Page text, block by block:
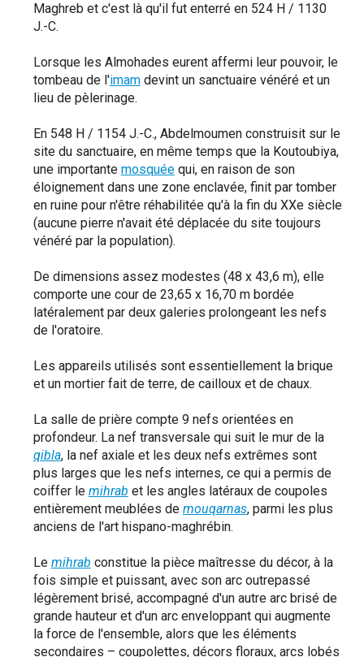
Maghreb et c'est là qu'il fut enterré en 524 H / 1130
J.-C.
Lorsque les Almohades eurent affermi leur pouvoir, le
tombeau de l'imamdevint un sanctuaire vénéré et un
lieu de pèlerinage.
En 548 H / 1154 J.-C., Abdelmoumen construisit sur le
site du sanctuaire, en même temps que la Koutoubiya,
une importante mosquéequi, en raison de son
éloignement dans une zone enclavée, finit par tomber
en ruine pour n'être réhabilitée qu'à la fin du XXe siècle
(aucune pierre n'avait été déplacée du site toujours
vénéré par la population).
De dimensions assez modestes (48 x 43,6 m), elle
comporte une cour de 23,65 x 16,70 m bordée
latéralement par deux galeries prolongeant les nefs
de l'oratoire.
Les appareils utilisés sont essentiellement la brique
et un mortier fait de terre, de cailloux et de chaux.
La salle de prière compte 9 nefs orientées en
profondeur. La nef transversale qui suit le mur de la
qibla, la nef axiale et les deux nefs extrêmes sont
plus larges que les nefs internes, ce qui a permis de
coiffer le mihrab et les angles latéraux de coupoles
entièrement meublées de mouqarnas, parmi les plus
anciens de l'art hispano-maghrébin.
Le mihrab constitue la pièce maîtresse du décor, à la
fois simple et puissant, avec son arc outrepassé
légèrement brisé, accompagné d'un autre arc brisé de
grande hauteur et d'un arc enveloppant qui augmente
la force de l'ensemble, alors que les éléments
secondaires – coupolettes, décors floraux, arcs lobés